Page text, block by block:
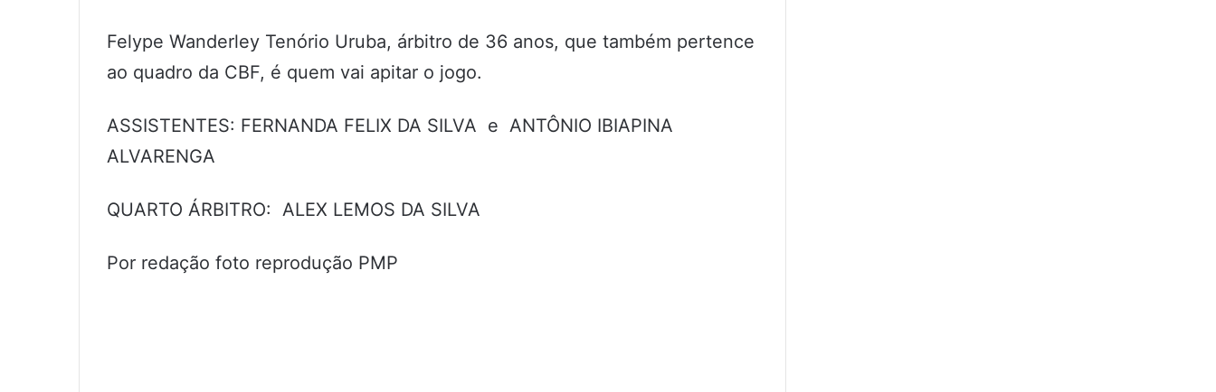
Felype Wanderley Tenório Uruba, árbitro de 36 anos, que também pertence
ao quadro da CBF, é quem vai apitar o jogo.
ASSISTENTES: FERNANDA FELIX DA SILVA e ANTÔNIO IBIAPINA
ALVARENGA
QUARTO ÁRBITRO: ALEX LEMOS DA SILVA
Por redação foto reprodução PMP